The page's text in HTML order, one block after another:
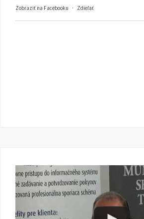
Zobraziť na Facebooku · Zdieľať